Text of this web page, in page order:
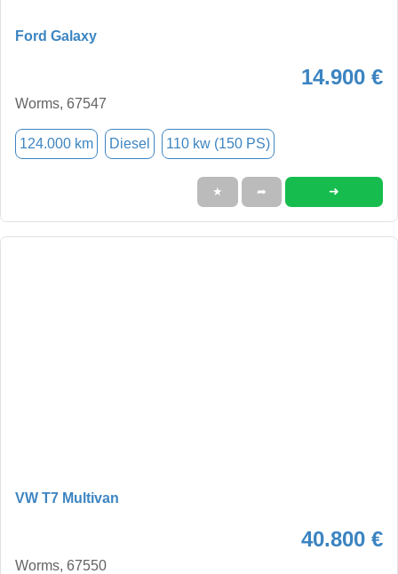
Ford Galaxy
14.900 €
Worms, 67547
124.000 km Diesel 110 kw (150 PS)
★ ➦ ➜
VW T7 Multivan
40.800 €
Worms, 67550